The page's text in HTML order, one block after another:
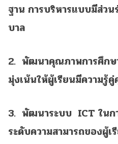
ฐาน การบริหารแบบมีส่ว
บาล
2. พัฒนาคุณภาพการศึกษ
มุ่งเน้นให้ผู้เรียนมีความรู้
3. พัฒนาระบบ ICT ในก
ระดับความสามารถของผู้เ